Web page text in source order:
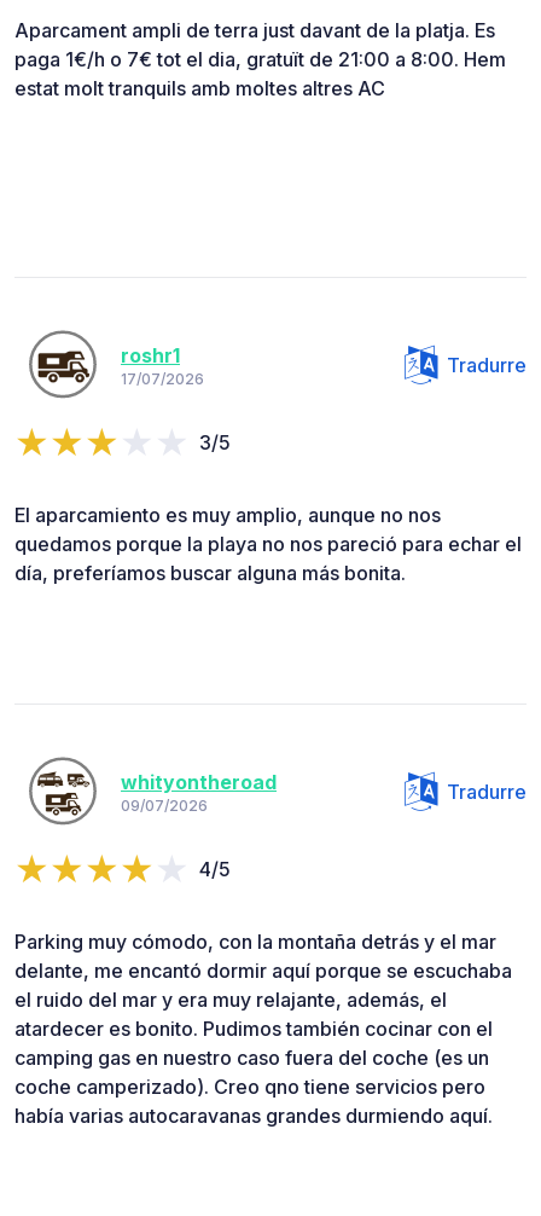
Aparcament ampli de terra just davant de la platja. Es
paga 1€/h o 7€ tot el dia, gratuït de 21:00 a 8:00. Hem
estat molt tranquils amb moltes altres AC
roshr1
17/07/2026
Tradurre
3/5
El aparcamiento es muy amplio, aunque no nos
quedamos porque la playa no nos pareció para echar el
día, preferíamos buscar alguna más bonita.
whityontheroad
09/07/2026
Tradurre
4/5
Parking muy cómodo, con la montaña detrás y el mar
delante, me encantó dormir aquí porque se escuchaba
el ruido del mar y era muy relajante, además, el
atardecer es bonito. Pudimos también cocinar con el
camping gas en nuestro caso fuera del coche (es un
coche camperizado). Creo qno tiene servicios pero
había varias autocaravanas grandes durmiendo aquí.